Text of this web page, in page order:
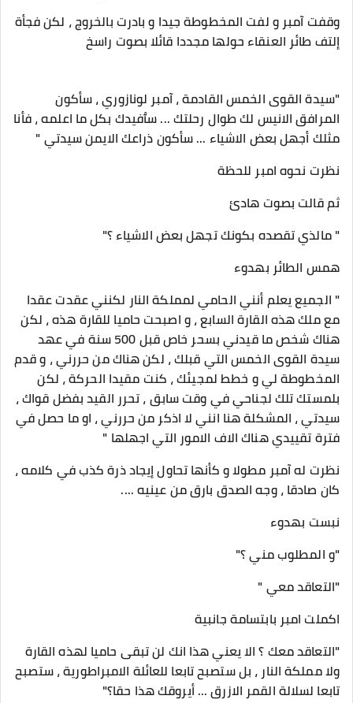
وقفت آمبر و لفت المخطوطة جيدا و بادرت بالخروج ، لكن فجأة
إلتف طائر العنقاء حولها مجددا قائلا بصوت راسخ
"سيدة القوى الخمس القادمة ، آمبر لونازوري ، سأكون
المرافق الانيس لك طوال رحلتك ... سٱفيدك بكل ما اعلمه ، فأنا
مثلك أجهل بعض الاشياء ... سأكون ذراعك الايمن سيدتي "
نظرت نحوه امبر للحظة
ثم قالت بصوت هادئ
" مالذي تقصده بكونك تجهل بعض الاشياء ؟"
همس الطائر بهدوء
" الجميع يعلم أنني الحامي لمملكة النار لكنني عقدت عقدا
مع ملك هذه القارة السابع ، و اصبحت حاميا للقارة هذه ، لكن
هناك شخص ما قيدني بسحر خاص قبل 500 سنة في عهد
سيدة القوى الخمس التي قبلك ، لكن هناك من حررني ، و قدم
المخطوطة لي و خطط لمجيئك ، كنت مقيدا الحركة ، لكن
بلمستك تلك لجناحي في وقت سابق ، تحرر القيد بفضل قواك ،
سيدتي ، المشكلة هنا انني لا اذكر من حررني ، او ما حصل في
فترة تقييدي هناك الاف الامور التي اجهلها "
نظرت له آمبر مطولا و كأنها تحاول إيجاد ذرة كذب في كلامه ،
كان صادقا ، وجه الصدق بارق من عينيه ....
نبست بهدوء
"و المطلوب مني ؟"
"التعاقد معي "
اكملت امبر بابتسامة جانبية
"التعاقد معك ؟ الا يعني هذا انك لن تبقى حاميا لهذه القارة
ولا مملكة النار ، بل ستصبح تابعا للعائلة الامبراطورية ، ستصبح
تابعا لسلالة القمر الازرق ... أيروقك هذا حقا؟"